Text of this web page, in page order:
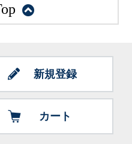
新規登録
カート